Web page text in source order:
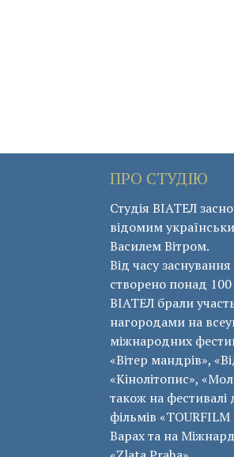
ПРО СТУДІЮ
Студія ВІАТЕЛ
відомим
Василем Вітром.
Від часу
створено понад 100
ВІАТЕЛ брали участь
нагородами на
міжнародних
«Вітер мандрів»,
«Кінолітопис»,
також на
фільмів
Варах та на